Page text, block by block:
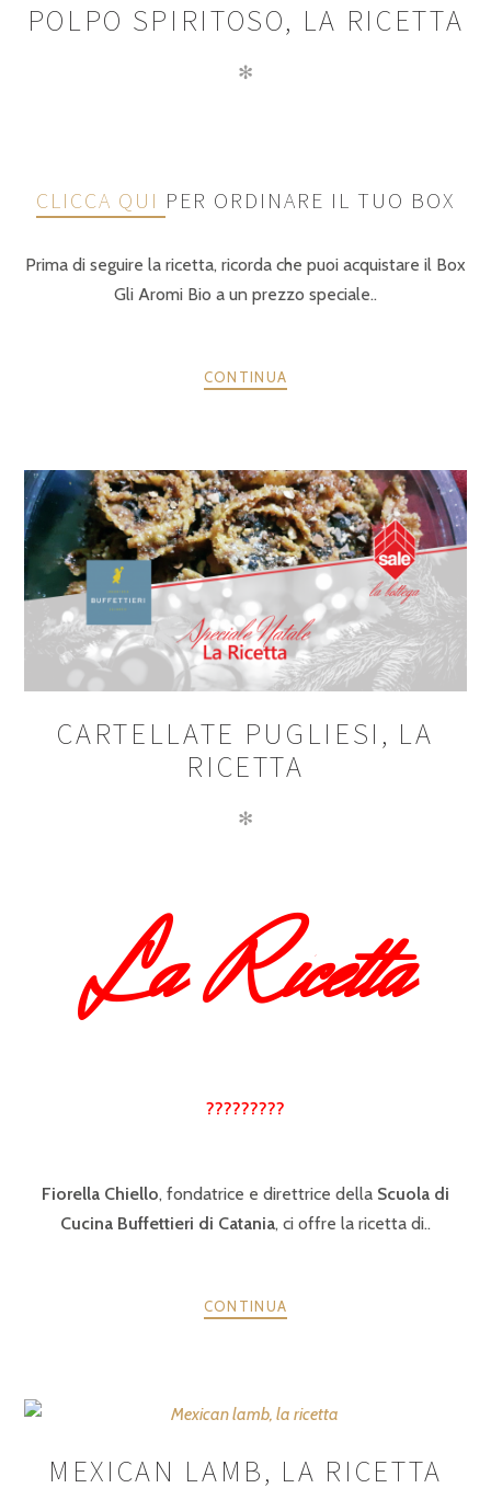
POLPO SPIRITOSO, LA RICETTA
✻
CLICCA QUI PER ORDINARE IL TUO BOX
Prima di seguire la ricetta, ricorda che puoi acquistare il Box
Gli Aromi Bio a un prezzo speciale..
CONTINUA
CARTELLATE PUGLIESI, LA
RICETTA
✻
La Ricetta
?????????
Fiorella Chiello, fondatrice e direttrice della Scuola di
Cucina Buffettieri di Catania, ci offre la ricetta di..
CONTINUA
MEXICAN LAMB, LA RICETTA